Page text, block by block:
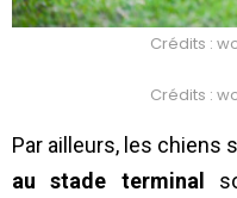
Crédits :
Crédits :
Par ailleurs, les chiens
au stade terminal